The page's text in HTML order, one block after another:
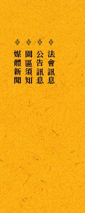
媒體新聞園區須知公告訊息法會訊息